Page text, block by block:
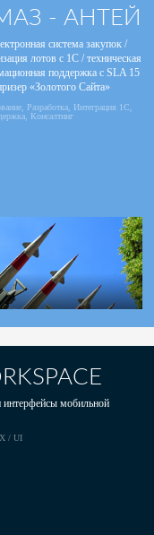
- АНТЕЙ
система закупок /
лотов с 1С / техническая
поддержка с SLA 15
«Золотого Сайта»
Разработка, Интеграция 1С,
Консалтинг
интерфейсы мобильной
/ UI